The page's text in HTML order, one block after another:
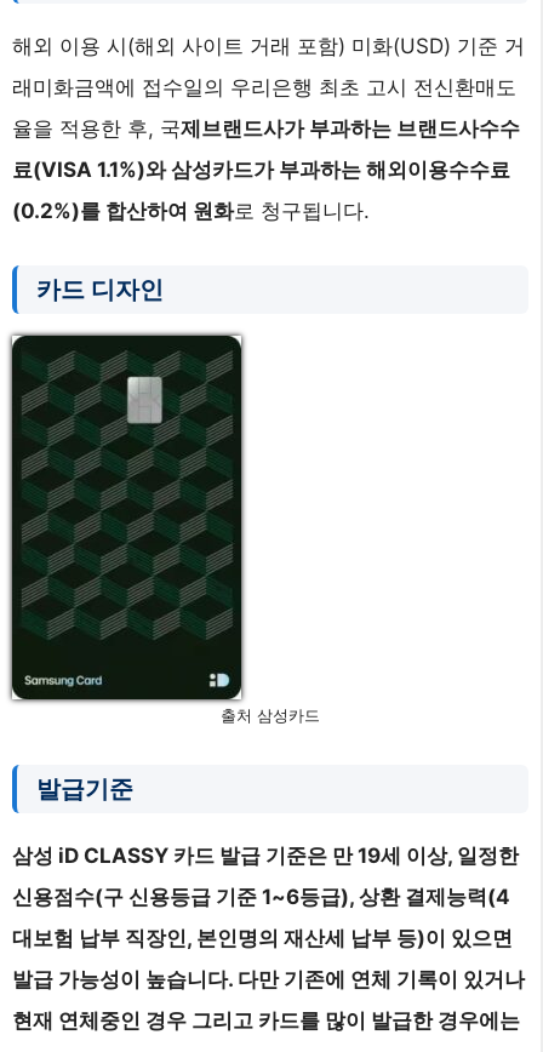
해외 이용 시(해외 사이트 거래 포함) 미화(USD) 기준 거
래미화금액에 접수일의 우리은행 최초 고시 전신환매도
율을 적용한 후, 국제브랜드사가 부과하는 브랜드사수수
료(VISA 1.1%)와 삼성카드가 부과하는 해외이용수수료
(0.2%)를 합산하여 원화로 청구됩니다.
카드 디자인
출처 삼성카드
발급기준
삼성 iD CLASSY 카드 발급 기준은 만 19세 이상, 일정한
신용점수(구 신용등급 기준 1~6등급), 상환 결제능력(4
대보험 납부 직장인, 본인명의 재산세 납부 등)이 있으면
발급 가능성이 높습니다. 다만 기존에 연체 기록이 있거나
현재 연체중인 경우 그리고 카드를 많이 발급한 경우에는